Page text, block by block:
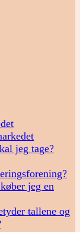
jeg tage?
jeg en
tallene og